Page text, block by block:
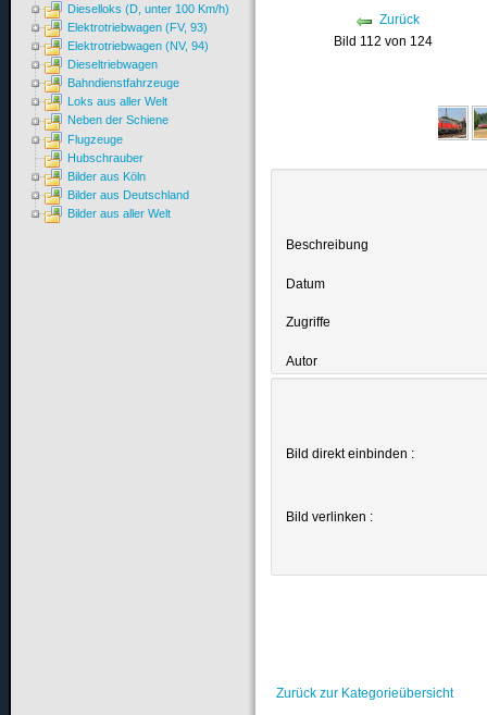
Zurück
Bild 112 von 124
Beschreibung
Datum
Zugriffe
Autor
Bild direkt einbinden :
Bild verlinken :
Zurück zur Kategorieübersicht
Dieselloks (D, unter 100 Km/h)
Elektrotriebwagen (FV, 93)
Elektrotriebwagen (NV, 94)
Dieseltriebwagen
Bahndienstfahrzeuge
Loks aus aller Welt
Neben der Schiene
Flugzeuge
Hubschrauber
Bilder aus Köln
Bilder aus Deutschland
Bilder aus aller Welt